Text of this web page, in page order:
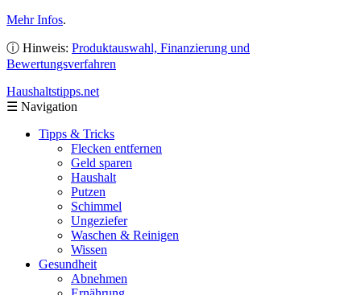
Mehr Infos.
ⓘ Hinweis: Produktauswahl, Finanzierung und
Bewertungsverfahren
Haushaltstipps.net
☰ Navigation
Tipps & Tricks
Flecken entfernen
Geld sparen
Haushalt
Putzen
Schimmel
Ungeziefer
Waschen & Reinigen
Wissen
Gesundheit
Abnehmen